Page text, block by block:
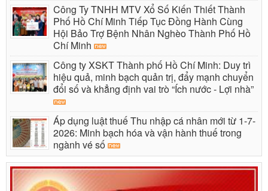
Công Ty TNHH MTV Xổ Số Kiến Thiết Thành
Phố Hồ Chí Minh Tiếp Tục Đồng Hành Cùng
Hội Bảo Trợ Bệnh Nhân Nghèo Thành Phố Hồ
Chí Minh
Công ty XSKT Thành phố Hồ Chí Minh: Duy trì
hiệu quả, minh bạch quản trị, đẩy mạnh chuyển
đổi số và khẳng định vai trò “Ích nước - Lợi nhà”
Áp dụng luật thuế Thu nhập cá nhân mới từ 1-7-
2026: Minh bạch hóa và vận hành thuế trong
ngành vé số